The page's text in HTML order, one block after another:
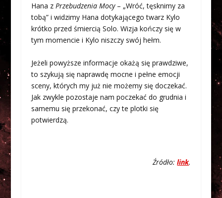
Hana z Przebudzenia Mocy– „Wróć, tęsknimy za
tobą” i widzimy Hana dotykającego twarz Kylo
krótko przed śmiercią Solo. Wizja kończy się w
tym momencie i Kylo niszczy swój hełm.
Jeżeli powyższe informacje okażą się prawdziwe,
to szykują się naprawdę mocne i pełne emocji
sceny, których my już nie możemy się doczekać.
Jak zwykle pozostaje nam poczekać do grudnia i
samemu się przekonać, czy te plotki się
potwierdzą.
Źródło:link.